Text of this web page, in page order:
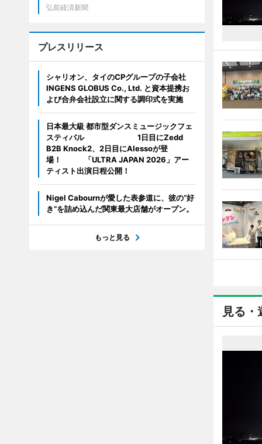
見る・
弘前経済新聞
プレスリリース
シャリオン、タイのCPグループの子会社
INGENS GLOBUS Co., Ltd. と資本提携お
よび合弁会社設立に関する調印式を実施
日本最大級 都市型ダンスミュージックフェ
スティバル 1日目にZedd
B2B Knock2、2日目にAlessoが登
場！ 「ULTRA JAPAN 2026」アー
ティスト出演日程公開！
Nigel Cabournが愛した表参道に、彼の“好
き”を詰め込んだ関東最大店舗がオープン。
もっと見る